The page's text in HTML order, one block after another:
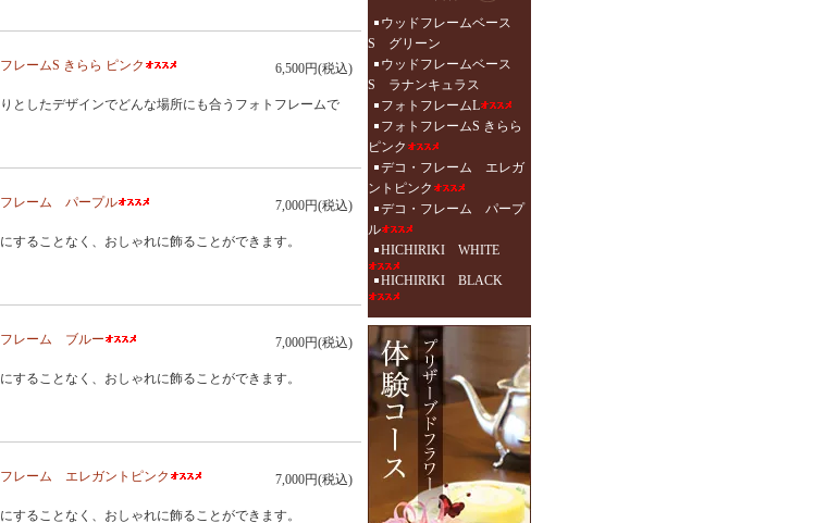
レームS きらら ピンク 6,500円(税込)
としたデザインでどんな場所にも合うフォトフレームで
レーム パープル 7,000円(税込)
することなく、おしゃれに飾ることができます。
レーム ブルー 7,000円(税込)
することなく、おしゃれに飾ることができます。
レーム エレガントピンク 7,000円(税込)
することなく、おしゃれに飾ることができます。
ウッドフレームベース
S グリーン
ウッドフレームベース
S ラナンキュラス
フォトフレームL
フォトフレームS きらら
ピンク
デコ・フレーム エレガ
ントピンク
デコ・フレーム パープ
ル
HICHIRIKI WHITE
HICHIRIKI BLACK